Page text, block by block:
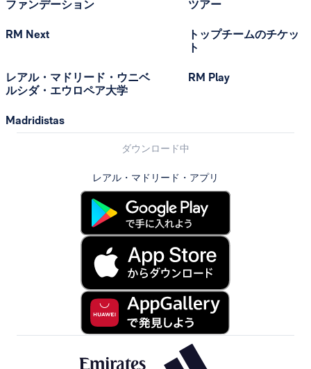
ファンデーション
RM Next
レアル・マドリード・ウニベ
ルシダ・エウロペア大学
Madridistas
ツアー
トップチームのチケッ
ト
RM Play
ダウンロード中
レアル・マドリード・アプリ